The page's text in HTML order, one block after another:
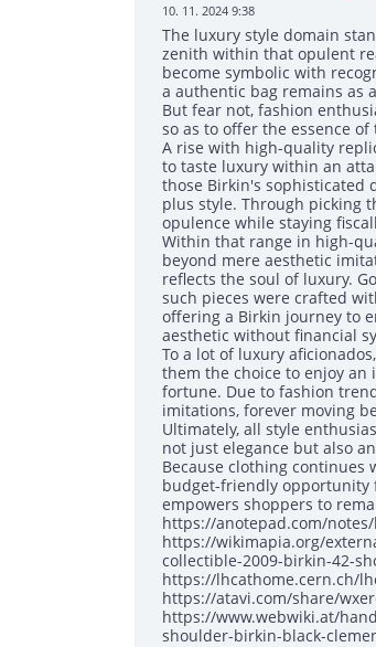
10. 11. 2024 9:38
The luxury style domain
zenith within that opulent
become symbolic with
a authentic bag remains as
But fear not, fashion
so as to offer the essence
A rise with high-quality
to taste luxury within an
those Birkin's sophisticated
plus style. Through picking
opulence while staying
Within that range in high-
beyond mere aesthetic
reflects the soul of luxury.
such pieces were crafted
offering a Birkin journey to
aesthetic without financial
To a lot of luxury
them the choice to enjoy
fortune. Due to fashion
imitations, forever moving
Ultimately, all style
not just elegance but also
Because clothing
budget-friendly opportunity
empowers shoppers to
https://anotepad.com/
https://wikimapia.org/
collectible-2009-birkin-42-
https://lhcathome.cern.ch/
https://atavi.com/share/
https://www.webwiki.at/
shoulder-birkin-black-